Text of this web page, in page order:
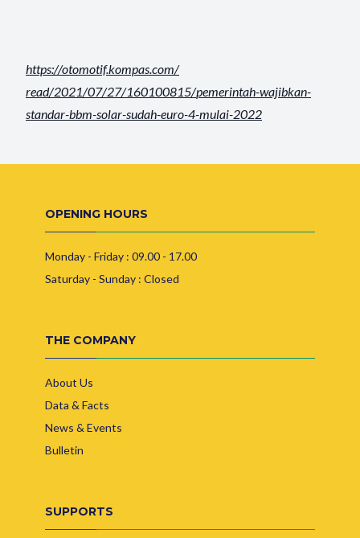
https://otomotif.kompas.com/
read/2021/07/27/160100815/pemerintah-wajibkan-
standar-bbm-solar-sudah-euro-4-mulai-2022
OPENING HOURS
Monday - Friday : 09.00 - 17.00
Saturday - Sunday : Closed
THE COMPANY
About Us
Data & Facts
News & Events
Bulletin
SUPPORTS